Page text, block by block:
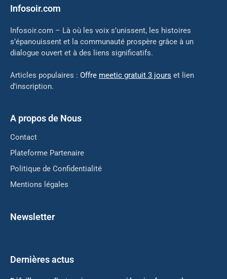
Infosoir.com
Infosoir.com – Là où les voix s’unissent, les histoires
s’épanouissent et la communauté prospère grâce à un
dialogue ouvert et à des liens significatifs.
Articles populaires : Offre meetic gratuit 3 jours et lien
d’inscription.
A propos de Nous
Contact
Plateforme Partenaire
Politique de Confidentialité
Mentions légales
Newsletter
Dernières actus